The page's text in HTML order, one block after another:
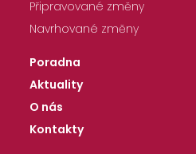
Připravované změny
Navrhované změny
Poradna
Aktuality
O nás
Kontakty